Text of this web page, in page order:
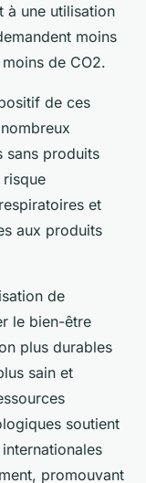
à une utilisation
moins
de CO2.
de ces
sans produits
et
aux produits
de
le bien-être
plus durables
sain et
soutient
promouvant